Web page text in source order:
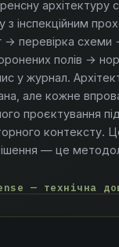
архітектуру
з інспекційним
→ перевірка схеми
полів →
у журнал.
але кожне
проєктування
контексту.
— це
— технічна